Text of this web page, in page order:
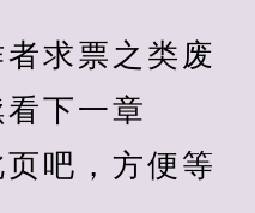
求票之类废
下一章
吧，方便等